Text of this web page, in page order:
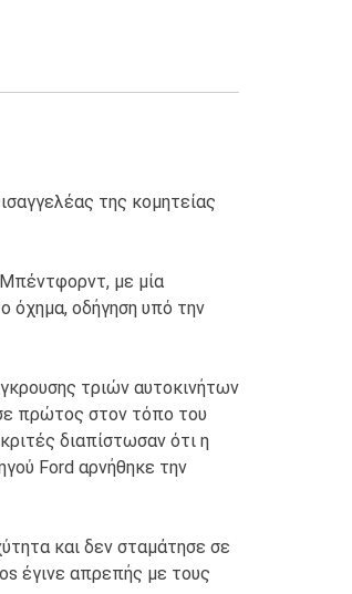
της κομητείας
με μία
όχημα, οδήγηση υπό την
τριών αυτοκινήτων
πρώτος στον τόπο του
διαπίστωσαν ότι η
Ford αρνήθηκε την
και δεν σταμάτησε σε
έγινε απρεπής με τους